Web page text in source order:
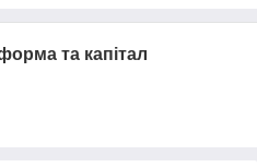
та капітал